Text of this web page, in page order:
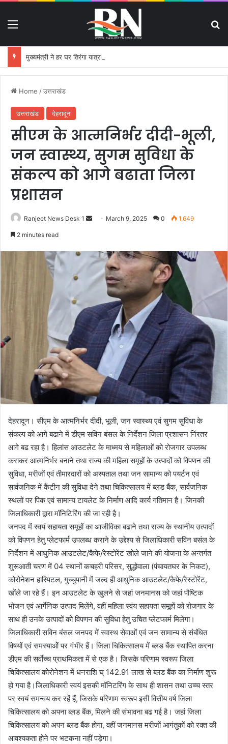
मुख्यमंत्री ने हर घर तिरंगा यात्रा कार्यक्रम में किया प्रतिभाग
Home /उत्तराखंड
उत्तराखंड देहरादून
सीएम के आत्मनिर्भर दीदी-भूली,
जन स्वास्थ्य, सुगम सुविधा के
संकल्प को आगे बढाता जिला
प्रशासन
Ranjeet News Desk 1
d
a
n
m
a
March 9, 2025 0 1,649
2 minutes read
देहरादून। सीएम के आत्मनिर्भर दीदी, भूली, जन स्वास्थ्य एवं सुगम सुविधा के
संकल्प को आगे बढाने में डीएम सविन बंसल के निर्देशन जिला प्रशासन निंरतर
आगे बढ रहा है। हिलांस आउटलेट के माध्मय से महिलाओं को रोजगार उपलब्ध
कराकर आत्मनिर्भर बनाने तथा राज्य की महिला समूहों के उत्पादों को विपणन की
सुविधा, मरीजों एवं तीमारदारों को अस्पताल तथा जन सामान्य को पयर्टन एवं
सार्वजनिक में कैंटीन की सुविधा देने तथा चिकित्सालय में ब्लड बैंक, सार्वजनिक
स्थलों पर पिंक एवं सामान्य टायलेट के निर्माण आदि कार्य गतिमान है। जिनकी
जिलाधिकारी द्वारा मॉनिटिरिंग की जा रही है।
जनपद में स्वयं सहायता समूहों का आजीविका बढाने तथा राज्य के स्थानीय उत्पादों
को विपणन हेतु प्लेटफार्म उपलब्ध कराने के उद्देश्य से जिलाधिकारी सविन बसंल के
निर्देशन में आधुनिक आउटलेट/कैफे/रेस्टोरेंट खोले जाने की योजना के अन्तर्गत
शुरूआती चरण में 04 स्थानों कचहरी परिसर, सुद्धोवाला (पंचायतघर के निकट),
कोरोनेशन हास्पिटल, गुच्चुपानी में जल्द ही आधुनिक आउटलेट/कैफे/रेस्टोरेंट,
खोंले जा रहे हैं। इन आउटलेट के खुलने से जहां जनमानस को जहां पौष्टिक
भोजन एवं आर्गेनिक उत्पाद मिलेंगे, वहीं महिला स्वंय सहायता समूहों को रोजगार के
साथ ही उनके उत्पादों को विपणन की सुविधा हेतु उचित प्लेटफार्म मिलेगा।
जिलाधिकारी सविन बंसल जनपद में स्वास्थ सेवाओं एवं जन सामान्य से संबंधित
विषयों एवं समस्याओें पर गंभीर हैं। जिला चिकित्सालय में ब्लड बैंक स्थापित करना
डीएम की सर्वाेच्च प्राथमिकता में से एक है। जिसके परिणाम स्वरूप जिला
चिकित्सालय कोरोनेशन में धनराशि घ् 142.91 लाख से ब्लड बैंक का निर्माण शुरू
हो गया है।जिलाधिकारी स्वयं इसकी मॉनिटरिंग के साथ ही शासन तथा उच्च स्तर
पर स्वयं समन्वय कर रहें हैं, जिसके परिणाम स्वरूप इसी वित्तीय वर्ष जिला
चिकित्सालय को अपना ब्लड बैंक, मिलने की संभावना बढ गई है। जहां जिला
चिकित्सालय को अपन ब्लड बैंक होगा, वहीं जनमानस मरीजों आगंतुकों को रक्त की
आवश्यकता होने पर भटकना नहीं पड़ेगा।